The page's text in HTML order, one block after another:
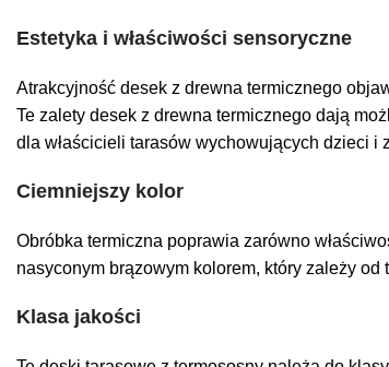
Estetyka i właściwości sensoryczne
Atrakcyjność desek z drewna termicznego
Te zalety desek z drewna termicznego dają
dla właścicieli tarasów wychowujących dzieci i
Ciemniejszy kolor
Obróbka termiczna poprawia zarówno
nasyconym brązowym kolorem, który zależy
Klasa jakości